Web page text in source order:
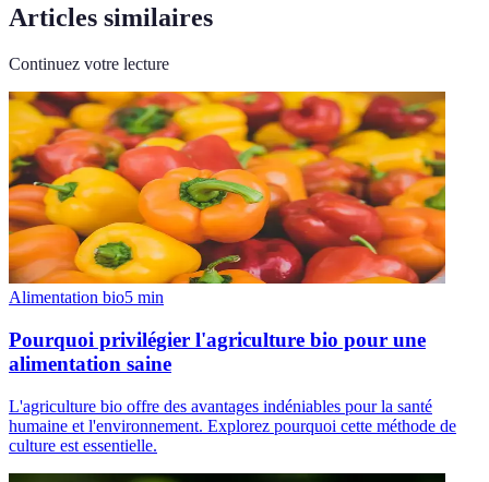
Articles similaires
Continuez votre lecture
Alimentation bio5 min
Pourquoi privilégier l'agriculture bio pour une
alimentation saine
L'agriculture bio offre des avantages indéniables pour la santé
humaine et l'environnement. Explorez pourquoi cette méthode de
culture est essentielle.